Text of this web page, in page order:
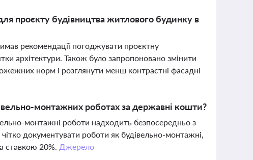
проєкту будівництва житлового будинку в
рекомендації погоджувати проєктну
архітектури. Також було запропоновано змінити
норм і розглянути менш контрастні фасадні
монтажних роботах за державні кошти?
монтажні роботи надходить безпосередньо з
документувати роботи як будівельно-монтажні,
ставкою 20%. Джерело